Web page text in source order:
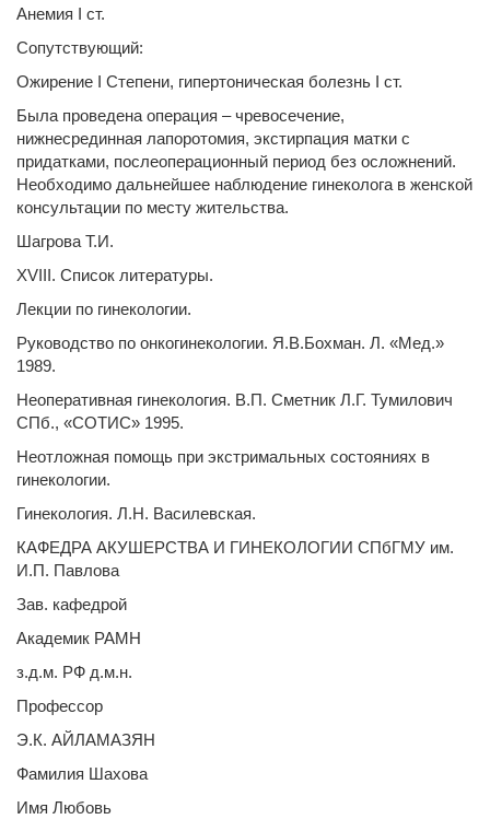
Анемия I ст.
Сопутствующий:
Ожирение I Степени, гипертоническая болезнь I ст.
Была проведена операция – чревосечение,
нижнесрединная лапоротомия, экстирпация матки с
придатками, послеоперационный период без осложнений.
Необходимо дальнейшее наблюдение гинеколога в женской
консультации по месту жительства.
Шагрова Т.И.
XVIII. Список литературы.
Лекции по гинекологии.
Руководство по онкогинекологии. Я.В.Бохман. Л. «Мед.»
1989.
Неоперативная гинекология. В.П. Сметник Л.Г. Тумилович
СПб., «СОТИС» 1995.
Неотложная помощь при экстримальных состояниях в
гинекологии.
Гинекология. Л.Н. Василевская.
КАФЕДРА АКУШЕРСТВА И ГИНЕКОЛОГИИ СПбГМУ им.
И.П. Павлова
Зав. кафедрой
Академик РАМН
з.д.м. РФ д.м.н.
Профессор
Э.К. АЙЛАМАЗЯН
Фамилия Шахова
Имя Любовь